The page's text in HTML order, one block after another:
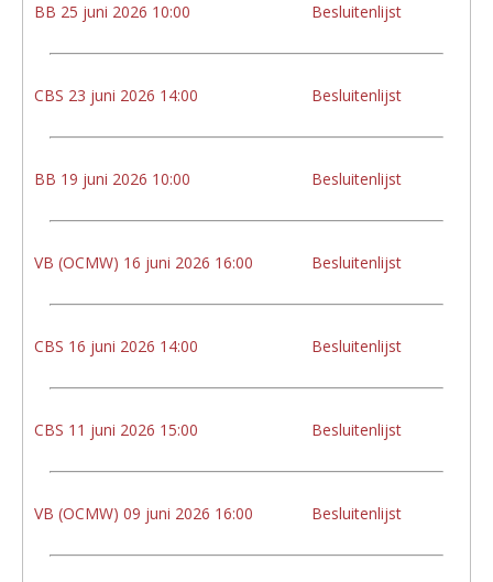
BB 25 juni 2026 10:00 Besluitenlijst
CBS 23 juni 2026 14:00 Besluitenlijst
BB 19 juni 2026 10:00 Besluitenlijst
VB (OCMW) 16 juni 2026 16:00 Besluitenlijst
CBS 16 juni 2026 14:00 Besluitenlijst
CBS 11 juni 2026 15:00 Besluitenlijst
VB (OCMW) 09 juni 2026 16:00 Besluitenlijst